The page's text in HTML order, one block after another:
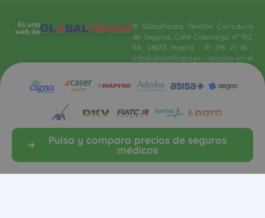
Aviso Legal Política de cookies
Pulsa y compara precios de seguros
médicos